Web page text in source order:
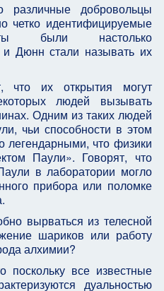
различные добровольцы
четко идентифицируемые
были настолько
Дюнн стали называть их
их открытия могут
людей вызывать
Одним из таких людей
чьи способности в этом
легендарными, что физики
Паули». Говорят, что
в лаборатории могло
прибора или поломке
вырваться из телесной
шариков или работу
алхимии?
все известные
дуальностью